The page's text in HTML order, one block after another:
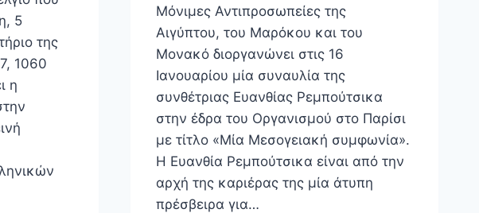
5
της
1060
η
Μόνιμες Αντιπροσωπείες της
Αιγύπτου, του Μαρόκου και του
Μονακό διοργανώνει στις 16
Ιανουαρίου μία συναυλία της
συνθέτριας Ευανθίας Ρεμπούτσικα
στην έδρα του Οργανισμού στο Παρίσι
με τίτλο «Μία Μεσογειακή συμφωνία».
Η Ευανθία Ρεμπούτσικα είναι από την
αρχή της καριέρας της μία άτυπη
πρέσβειρα για…